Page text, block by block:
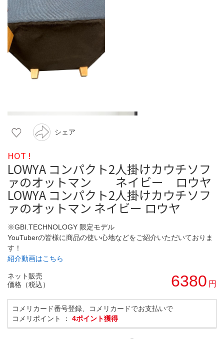
シェア
HOT !
LOWYA コンパクト2人掛けカウチソフ
ァのオットマン ネイビー ロウヤ
LOWYA コンパクト2人掛けカウチソフ
ァのオットマン ネイビー ロウヤ
※GBI.TECHNOLOGY 限定モデル
YouTuberの皆様に商品の使い心地などをご紹介いただいておりま
す！
紹介動画はこちら
ネット販売
価格（税込）
6380 円
コメリカード番号登録、コメリカードでお支払いで
コメリポイント ： 4ポイント獲得